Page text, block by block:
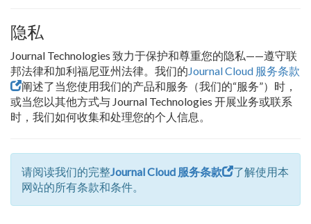
隐私
Journal Technologies 致力于保护和尊重您的隐私——遵守联
邦法律和加利福尼亚州法律。我们的Journal Cloud 服务条款
阐述了当您使用我们的产品和服务（我们的“服务”）时，
或当您以其他方式与 Journal Technologies 开展业务或联系
时，我们如何收集和处理您的个人信息。
请阅读我们的完整Journal Cloud 服务条款
了解使用本
网站的所有条款和条件。